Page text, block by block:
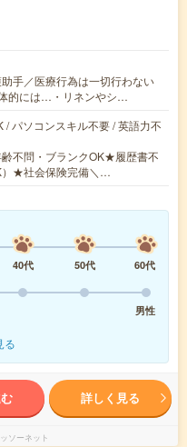
手／医療行為は一切行わない
的には…・リネンやシ…
/ パソコンスキル不要 / 英語力不
不問・ブランクOK★履歴書不
）★社会保険完備＼…
40代 50代
60代
男性
る
詳しく見る
ソーネット